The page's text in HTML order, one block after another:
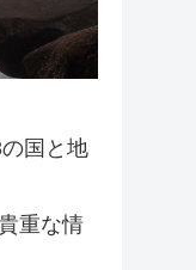
国と地
重な情